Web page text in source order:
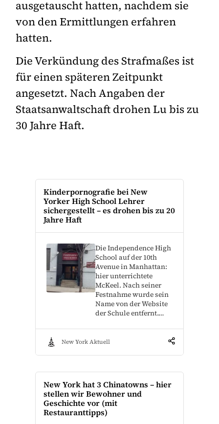
ausgetauscht hatten, nachdem sie
von den Ermittlungen erfahren
hatten.
Die Verkündung des Strafmaßes ist
für einen späteren Zeitpunkt
angesetzt. Nach Angaben der
Staatsanwaltschaft drohen Lu bis zu
30 Jahre Haft.
Kinderpornografie bei New
Yorker High School Lehrer
sichergestellt – es drohen bis zu 20
Jahre Haft
Die Independence High
School auf der 10th
Avenue in Manhattan:
hier unterrichtete
McKeel. Nach seiner
Festnahme wurde sein
Name von der Website
der Schule entfernt.…
New York Aktuell
New York hat 3 Chinatowns – hier
stellen wir Bewohner und
Geschichte vor (mit
Restauranttipps)